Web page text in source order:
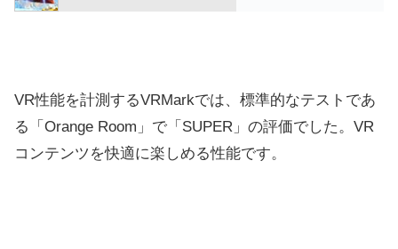
VR性能を計測するVRMarkでは、標準的なテストであ
る「Orange Room」で「SUPER」の評価でした。VR
コンテンツを快適に楽しめる性能です。